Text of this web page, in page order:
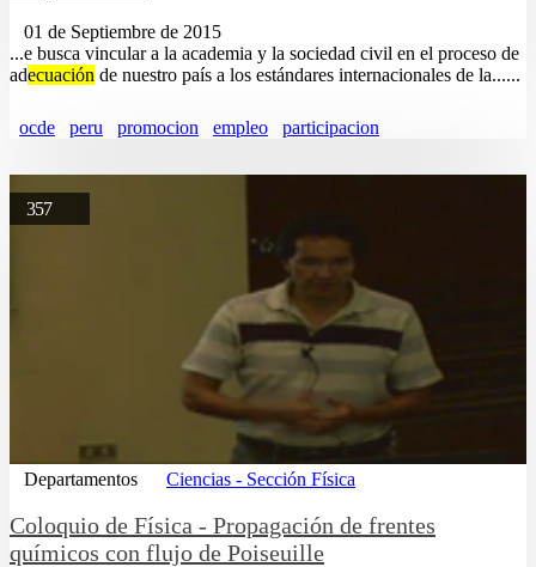
01 de Septiembre de 2015
...e busca vincular a la academia y la sociedad civil en el proceso de
adecuación de nuestro país a los estándares internacionales de la......
ocde peru promocion empleo participacion
357
Departamentos Ciencias - Sección Física
Coloquio de Física - Propagación de frentes
químicos con flujo de Poiseuille